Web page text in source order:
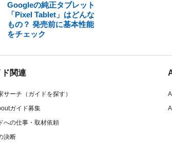
Googleの純正タブレット
「Pixel Tablet」はどんな
もの？ 発売前に基本性能
をチェック
ド関連
サーチ（ガイドを探す）
ガイド募集
への仕事・取材依頼
決断